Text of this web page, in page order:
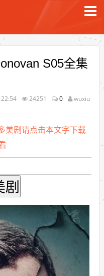
S05全集
24251 0 wuxiu
美剧请点击本文字下载